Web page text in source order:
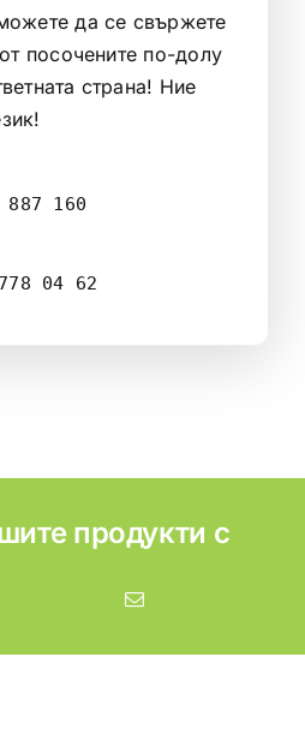
да се свържете
посочените по-долу
страна! Ние
887 160
04 62
продукти с